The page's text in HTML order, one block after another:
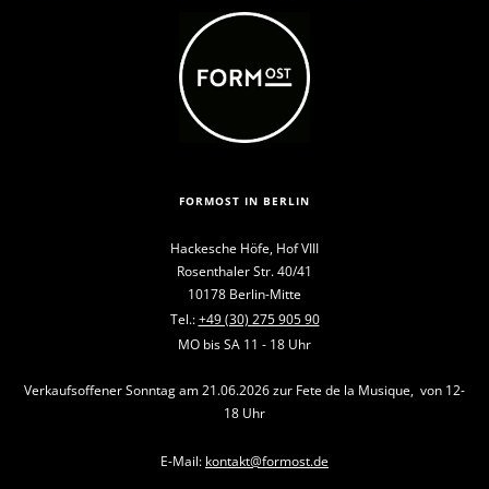
FORMOST IN BERLIN
Hackesche Höfe, Hof VIII
Rosenthaler Str. 40/41
10178 Berlin-Mitte
Tel.:+49 (30) 275 905 90
MO bis SA 11 - 18 Uhr
Verkaufsoffener Sonntag am 21.06.2026 zur Fete de la Musique, von 12-
18 Uhr
E-Mail: kontakt@formost.de